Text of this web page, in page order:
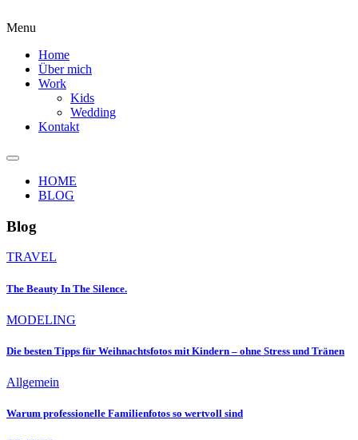
Menu
Home
Über mich
Work
Kids
Wedding
Kontakt
HOME
BLOG
Blog
TRAVEL
The Beauty In The Silence.
MODELING
Die besten Tipps für Weihnachtsfotos mit Kindern – ohne Stress und Tränen
Allgemein
Warum professionelle Familienfotos so wertvoll sind